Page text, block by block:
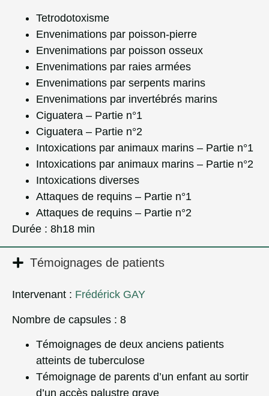
Tetrodotoxisme
Envenimations par poisson-pierre
Envenimations par poisson osseux
Envenimations par raies armées
Envenimations par serpents marins
Envenimations par invertébrés marins
Ciguatera – Partie n°1
Ciguatera – Partie n°2
Intoxications par animaux marins – Partie n°1
Intoxications par animaux marins – Partie n°2
Intoxications diverses
Attaques de requins – Partie n°1
Attaques de requins – Partie n°2
Durée : 8h18 min
Témoignages de patients
Intervenant : Frédérick GAY
Nombre de capsules : 8
Témoignages de deux anciens patients
atteints de tuberculose
Témoignage de parents d’un enfant au sortir
d’un accès palustre grave